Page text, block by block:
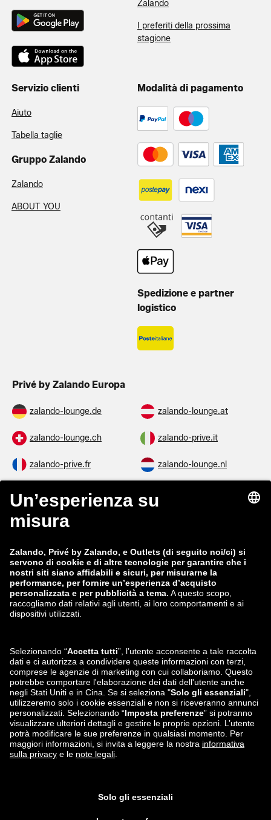
Zalando
I preferiti della prossima
stagione
Servizio clienti
Aiuto
Tabella taglie
Gruppo Zalando
Zalando
ABOUT YOU
Modalità di pagamento
Spedizione e partner
logistico
Privé by Zalando Europa
zalando-lounge.de zalando-lounge.at
zalando-lounge.ch zalando-prive.it
zalando-prive.fr zalando-lounge.nl
zalando-lounge.be
zalando-lounge.fi
zalando-prive.es zalando-lounge.cz
zalando-lounge.lt zalando-lounge.sk
zalando-lounge.si zalando-lounge.hu
zalando-lounge.lu zalando-lounge.ee
zalando-lounge.lv zalando-lounge.no
Seguici su
prezzo di vendita consigliato.